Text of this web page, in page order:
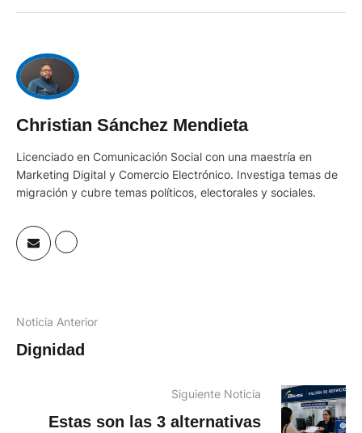
Christian Sánchez Mendieta
Licenciado en Comunicación Social con una maestría en
Marketing Digital y Comercio Electrónico. Investiga temas de
migración y cubre temas políticos, electorales y sociales.
Noticia Anterior
Dignidad
Siguiente Noticia
Estas son las 3 alternativas